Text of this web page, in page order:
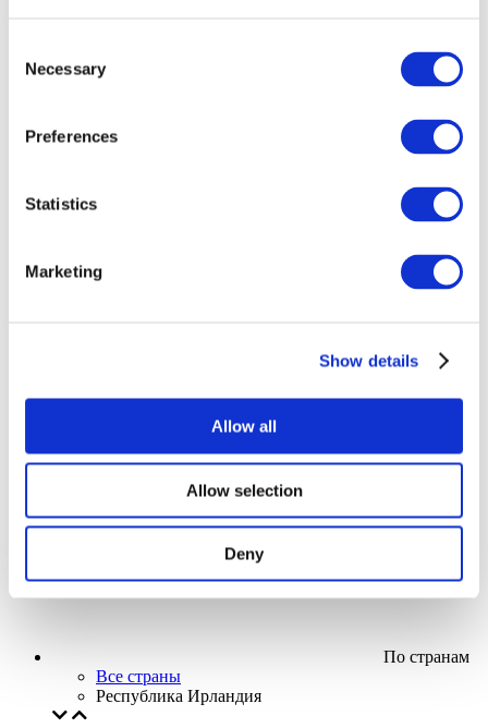
Selection
Necessary
Preferences
Statistics
Marketing
Show details
Allow all
Allow selection
Deny
Творческий вечер
Наше спецпредложение
Применить
По странам
Все страны
Республика Ирландия